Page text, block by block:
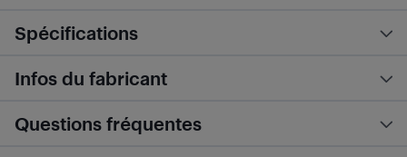
Spécifications
Infos du fabricant
Questions fréquentes